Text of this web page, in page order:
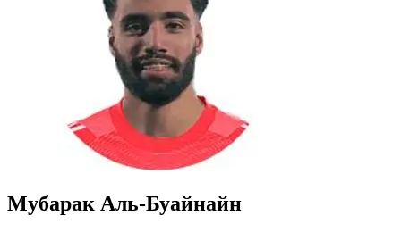
Мубарак Аль-Буайнайн